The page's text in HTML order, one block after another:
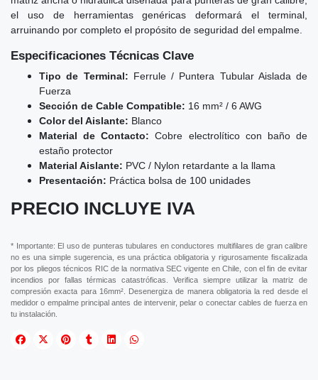
el uso de herramientas genéricas deformará el terminal,
arruinando por completo el propósito de seguridad del empalme.
Especificaciones Técnicas Clave
Tipo de Terminal: Ferrule / Puntera Tubular Aislada de
Fuerza
Sección de Cable Compatible: 16 mm² / 6 AWG
Color del Aislante: Blanco
Material de Contacto: Cobre electrolítico con baño de
estaño protector
Material Aislante: PVC / Nylon retardante a la llama
Presentación: Práctica bolsa de 100 unidades
PRECIO INCLUYE IVA
* Importante: El uso de punteras tubulares en conductores multifilares de gran calibre
no es una simple sugerencia, es una práctica obligatoria y rigurosamente fiscalizada
por los pliegos técnicos RIC de la normativa SEC vigente en Chile, con el fin de evitar
incendios por fallas térmicas catastróficas. Verifica siempre utilizar la matriz de
compresión exacta para 16mm². Desenergiza de manera obligatoria la red desde el
medidor o empalme principal antes de intervenir, pelar o conectar cables de fuerza en
tu instalación.